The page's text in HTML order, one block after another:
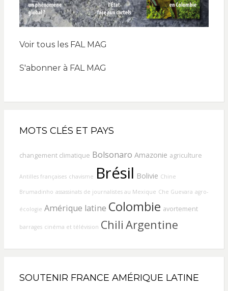
Voir tous les FAL MAG
S'abonner à FAL MAG
MOTS CLÉS ET PAYS
changement climatique Bolsonaro Amazonie agriculture
Antilles françaises chavisme Brésil Bolivie Chine
Brumadinho assassinats de journalistes au Mexique Che Guevara agro-
écologie Amérique latine Colombie avortement
barrages cinéma et télévision Chili Argentine
SOUTENIR FRANCE AMÉRIQUE LATINE